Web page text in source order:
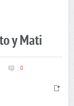
y Mati
0